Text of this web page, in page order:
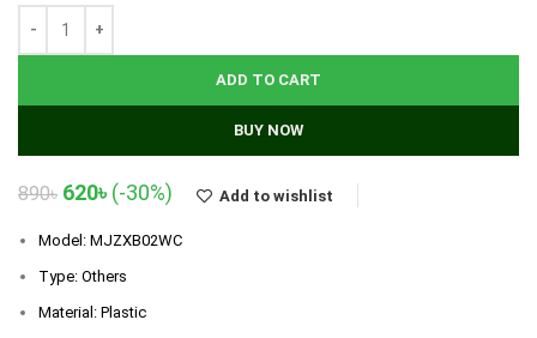
ADD TO CART
BUY NOW
890৳ Original
was:
890৳.
620৳Current
is:
(-30%) Add to wishlist
Model: MJZXB02WC
Type: Others
Material: Plastic